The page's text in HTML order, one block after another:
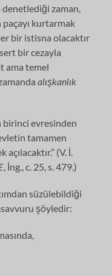
denetlediği zaman,
kurtarmak
bir istisna olacaktır
bir cezayla
ama temel
alışkanlık
birinci evresinden
tamamen
(V. İ.
, İng., c. 25, s. 479.)
süzülebildiği
şöyledir: